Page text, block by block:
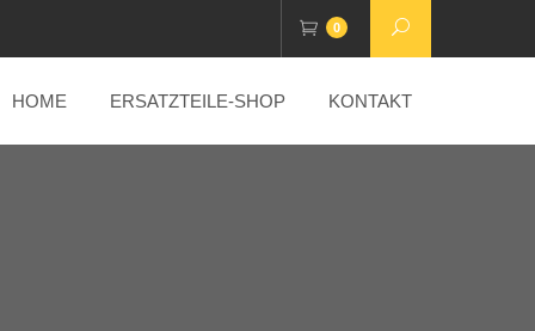
0
HOME ERSATZTEILE-SHOP KONTAKT